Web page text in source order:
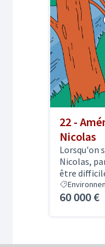
22 -
Nicolas
Lorsqu'on
Nicolas,
être
60 000 €